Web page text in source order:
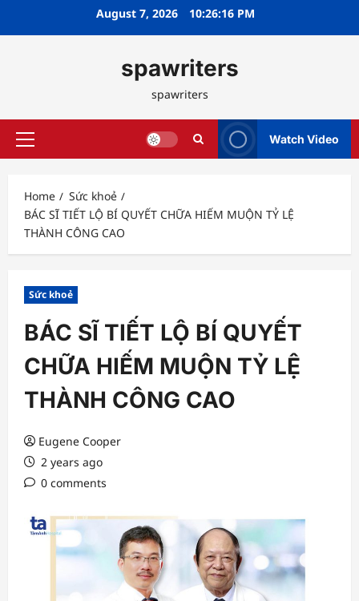
August 7, 2026 10:26:17 PM
spawriters
spawriters
Primary
Watch Video
Home
Sức khoẻ
BÁC SĨ TIẾT LỘ BÍ QUYẾT CHỮA HIẾM MUỘN TỶ LỆ
THÀNH CÔNG CAO
Sức khoẻ
BÁC SĨ TIẾT LỘ BÍ QUYẾT
CHỮA HIẾM MUỘN TỶ LỆ
THÀNH CÔNG CAO
Eugene Cooper
2 years ago
0 comments